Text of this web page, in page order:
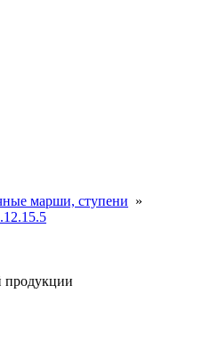
марши, ступени »